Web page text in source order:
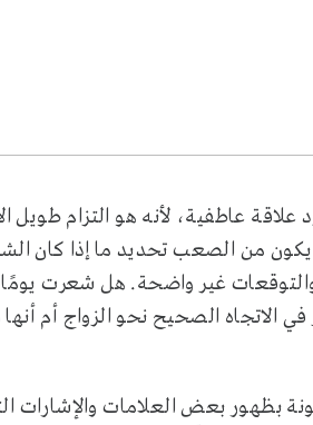
عاطفية، لأنه هو التزام طويل
من الصعب تحديد ما إذا كان
غير واضحة. هل شعرت يومًا
الاتجاه الصحيح نحو الزواج أم
بظهور بعض العلامات والإشارات